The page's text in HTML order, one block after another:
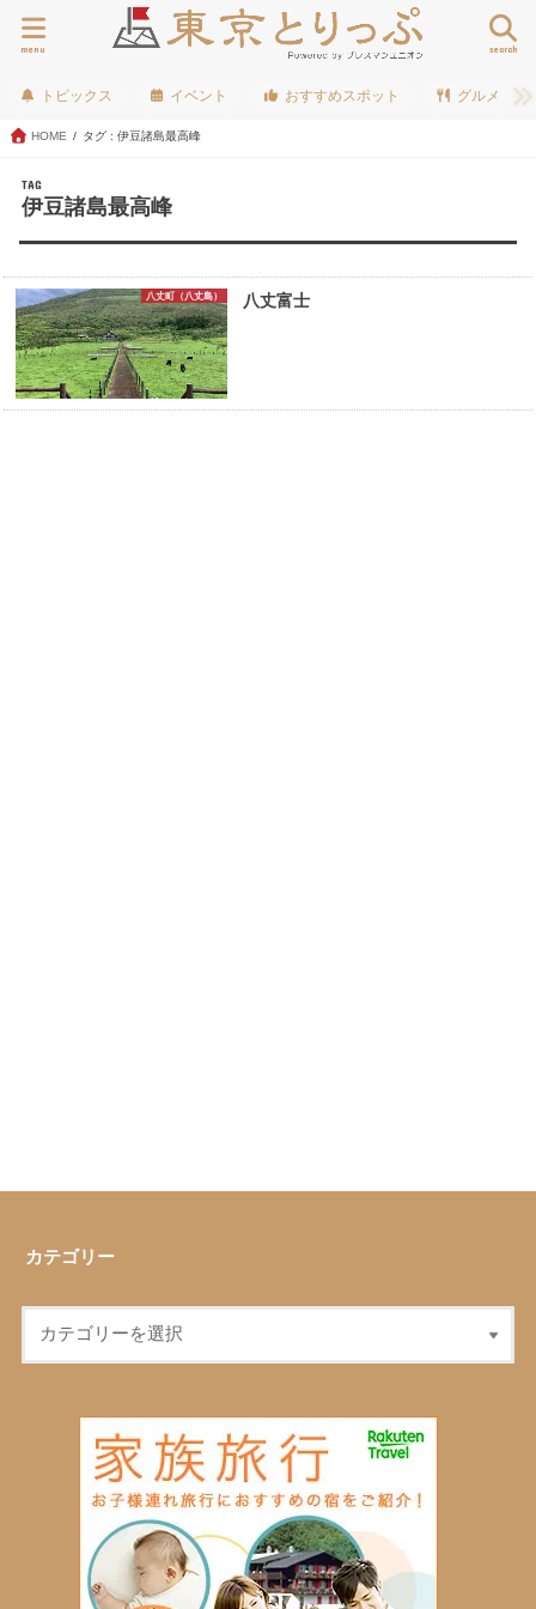
search
menu
トピックス イベント おすすめスポット グルメ
HOME タグ : 伊豆諸島最高峰
TAG
伊豆諸島最高峰
八丈町（八丈島） 八丈富士
カテゴリー